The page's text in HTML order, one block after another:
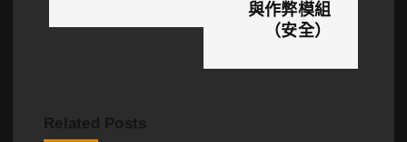
與作弊模組
（安全）
Related Posts